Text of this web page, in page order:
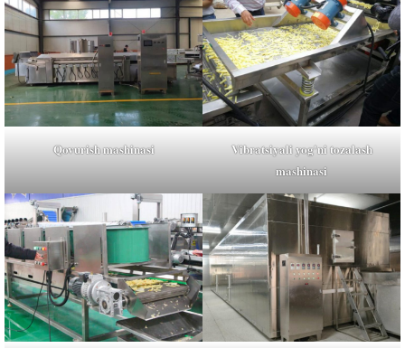
Qovurish mashinasi
Vibratsiyali yog'ni tozalash
mashinasi